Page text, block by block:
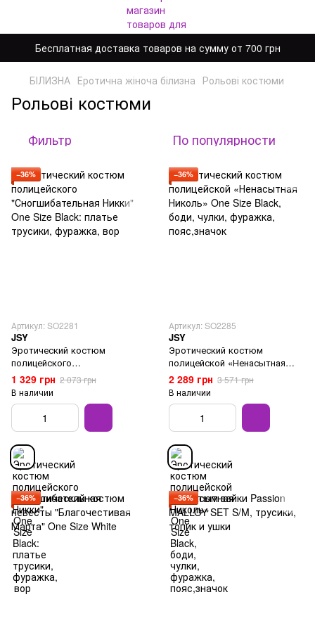
Бесплатная доставка товаров на сумму от 700 грн
БІЛИЗНА Еротична жіноча білизна Рольові костюми
Рольові костюми
Фильтр По популярности
−36%
Артикул: SO2281
JSY
Эротический костюм
полицейского
"Сногшибательная Никки" One
Size Black: платье трусики,
фуражка, вор
1 329 грн 2 073 грн
В наличии
−36%
Артикул: SO2285
JSY
Эротический костюм
полицейской «Ненасытная
Николь» One Size Black, боди,
чулки, фуражка, пояс,значок
2 289 грн 3 571 грн
В наличии
−36% −36%